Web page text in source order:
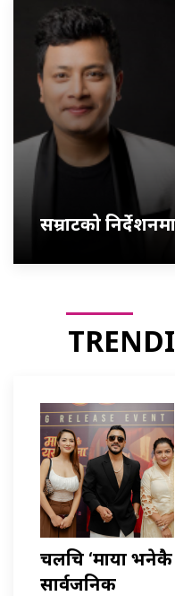
सम्राटको निर्देशनमा
चलचित्र ‘माया
सार्वजनिक